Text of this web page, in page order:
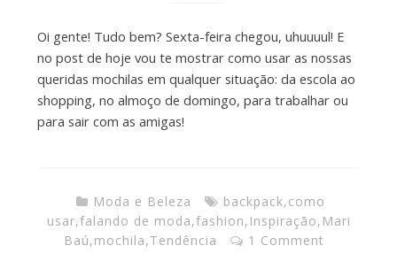
Oi gente! Tudo bem? Sexta-feira chegou, uhuuuul! E
no post de hoje vou te mostrar como usar as nossas
queridas mochilas em qualquer situação: da escola ao
shopping, no almoço de domingo, para trabalhar ou
para sair com as amigas!
Moda e Beleza backpack,como
usar,falando de moda,fashion, Inspiração, Mari
Baú,mochila,Tendência 1 Comment